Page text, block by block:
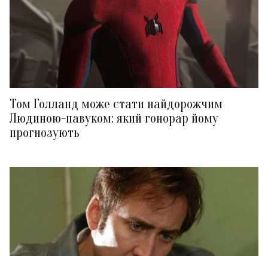
Том Голланд може стати найдорожчим
Людиною-павуком: який гонорар йому
прогнозують